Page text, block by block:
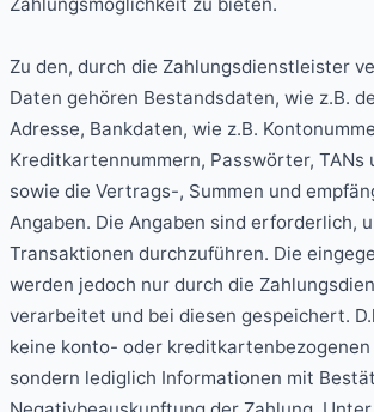
Zu den, durch die Zahlungsdienstleister
Daten gehören Bestandsdaten, wie z.B.
Adresse, Bankdaten, wie z.B.
Kreditkartennummern, Passwörter, TANs
sowie die Vertrags-, Summen und
Angaben. Die Angaben sind erforderlich,
Transaktionen durchzuführen. Die
werden jedoch nur durch die
verarbeitet und bei diesen gespeichert.
keine konto- oder
sondern lediglich Informationen mit